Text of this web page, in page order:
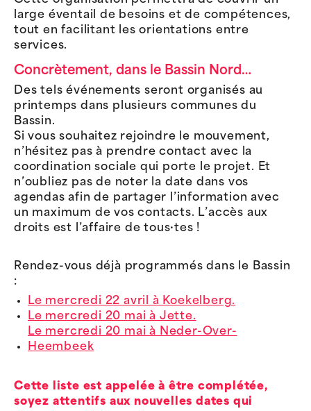
large éventail de besoins et de compétences,
tout en facilitant les orientations entre
services.
Concrètement, dans le Bassin Nord…
Des tels événements seront organisés au
printemps dans plusieurs communes du
Bassin.
Si vous souhaitez rejoindre le mouvement,
n’hésitez pas à prendre contact avec la
coordination sociale qui porte le projet. Et
n’oubliez pas de noter la date dans vos
agendas afin de partager l’information avec
un maximum de vos contacts. L’accès aux
droits est l’affaire de tous·tes !
Rendez-vous déjà programmés dans le Bassin
:
Le mercredi 22 avril à Koekelberg.
Le mercredi 20 mai à Jette.
Le mercredi 20 mai à Neder-Over-
Heembeek
Cette liste est appelée à être complétée,
soyez attentifs aux nouvelles dates qui